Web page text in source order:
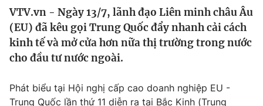
Thế giới
Tin tức
Thế giới đó đây
Tài chính
VTV.vn - Ngày 13/7, lãnh đạo Liên minh châu Âu
(EU) đã kêu gọi Trung Quốc đẩy nhanh cải cách
kinh tế và mở cửa hơn nữa thị trường trong nước
cho đầu tư nước ngoài.
Phát biểu tại Hội nghị cấp cao doanh nghiệp EU -
Trung Quốc lần thứ 11 diễn ra tại Bắc Kinh (Trung